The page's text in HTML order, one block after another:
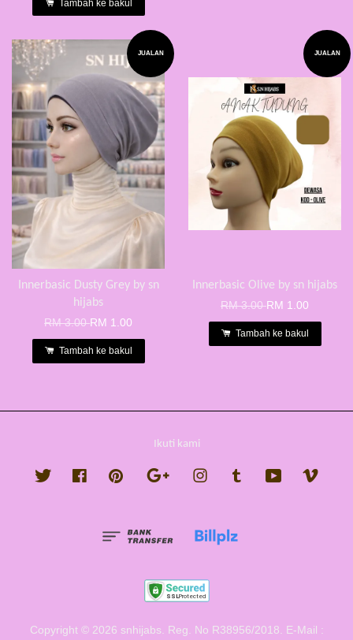
Tambah ke bakul
JUALAN
Innerbasic Dusty Grey by sn
hijabs
RM 3.00RM 1.00
Tambah ke bakul
JUALAN
Innerbasic Olive by sn hijabs
RM 3.00RM 1.00
Tambah ke bakul
Ikuti kami
Twitter FacebookPinterest Google InstagramTumblr YouTube
Copyright © 2026 snhijabs. Reg. No R38956/2018. E-Mail :